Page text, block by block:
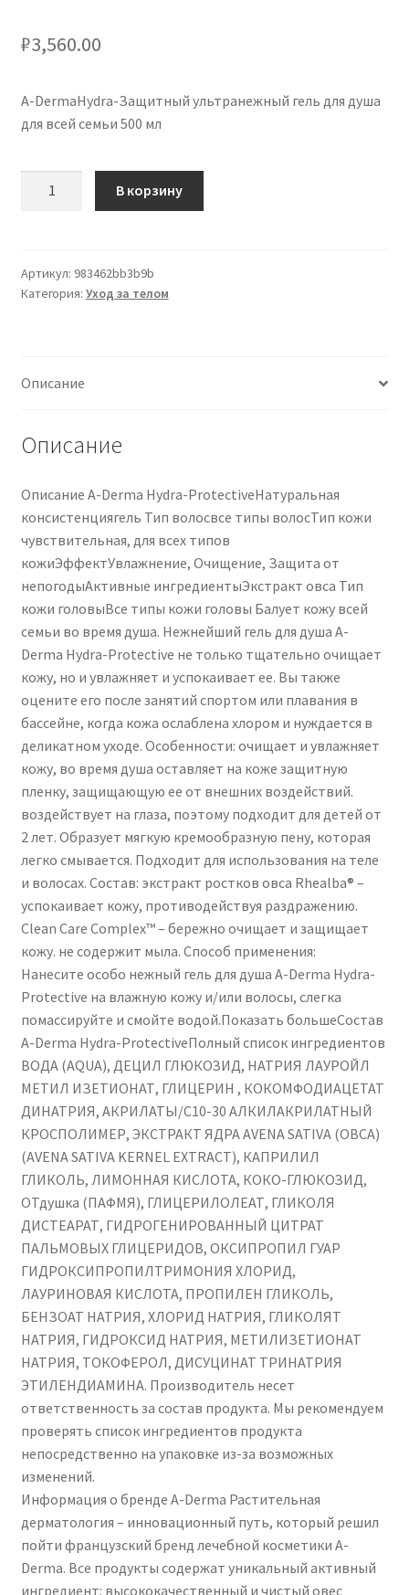
₽3,560.00
A-DermaHydra-Защитный ультранежный гель для душа
для всей семьи 500 мл
Protective
docciaschiuma
tutta
500
В корзину
Артикул: 983462bb3b9b
Категория: Уход за телом
Описание
Описание
Описание A-Derma Hydra-ProtectiveНатуральная
консистенциягель Тип волосвсе типы волосТип кожи
чувствительная, для всех типов
кожиЭффектУвлажнение, Очищение, Защита от
непогодыАктивные ингредиентыЭкстракт овса Тип
кожи головыВсе типы кожи головы Балует кожу всей
семьи во время душа. Нежнейший гель для душа A-
Derma Hydra-Protective не только тщательно очищает
кожу, но и увлажняет и успокаивает ее. Вы также
оцените его после занятий спортом или плавания в
бассейне, когда кожа ослаблена хлором и нуждается в
деликатном уходе. Особенности: очищает и увлажняет
кожу, во время душа оставляет на коже защитную
пленку, защищающую ее от внешних воздействий.
воздействует на глаза, поэтому подходит для детей от
2 лет. Образует мягкую кремообразную пену, которая
легко смывается. Подходит для использования на теле
и волосах. Состав: экстракт ростков овса Rhealba® –
успокаивает кожу, противодействуя раздражению.
Clean Care Complex™ – бережно очищает и защищает
кожу. не содержит мыла. Способ применения:
Нанесите особо нежный гель для душа A-Derma Hydra-
Protective на влажную кожу и/или волосы, слегка
помассируйте и смойте водой.Показать большеСостав
A-Derma Hydra-ProtectiveПолный список ингредиентов
ВОДА (AQUA), ДЕЦИЛ ГЛЮКОЗИД, НАТРИЯ ЛАУРОЙЛ
МЕТИЛ ИЗЕТИОНАТ, ГЛИЦЕРИН , КОКОМФОДИАЦЕТАТ
ДИНАТРИЯ, АКРИЛАТЫ/C10-30 АЛКИЛАКРИЛАТНЫЙ
КРОСПОЛИМЕР, ЭКСТРАКТ ЯДРА AVENA SATIVA (ОВСА)
(AVENA SATIVA KERNEL EXTRACT), КАПРИЛИЛ
ГЛИКОЛЬ, ЛИМОННАЯ КИСЛОТА, КОКО-ГЛЮКОЗИД,
ОТдушка (ПАФМЯ), ГЛИЦЕРИЛОЛЕАТ, ГЛИКОЛЯ
ДИСТЕАРАТ, ГИДРОГЕНИРОВАННЫЙ ЦИТРАТ
ПАЛЬМОВЫХ ГЛИЦЕРИДОВ, ОКСИПРОПИЛ ГУАР
ГИДРОКСИПРОПИЛТРИМОНИЯ ХЛОРИД,
ЛАУРИНОВАЯ КИСЛОТА, ПРОПИЛЕН ГЛИКОЛЬ,
БЕНЗОАТ НАТРИЯ, ХЛОРИД НАТРИЯ, ГЛИКОЛЯТ
НАТРИЯ, ГИДРОКСИД НАТРИЯ, МЕТИЛИЗЕТИОНАТ
НАТРИЯ, ТОКОФЕРОЛ, ДИСУЦИНАТ ТРИНАТРИЯ
ЭТИЛЕНДИАМИНА. Производитель несет
ответственность за состав продукта. Мы рекомендуем
проверять список ингредиентов продукта
непосредственно на упаковке из-за возможных
изменений.
Информация о бренде A-Derma Растительная
дерматология – инновационный путь, который решил
пойти французский бренд лечебной косметики A-
Derma. Все продукты содержат уникальный активный
ингредиент: высококачественный и чистый овес